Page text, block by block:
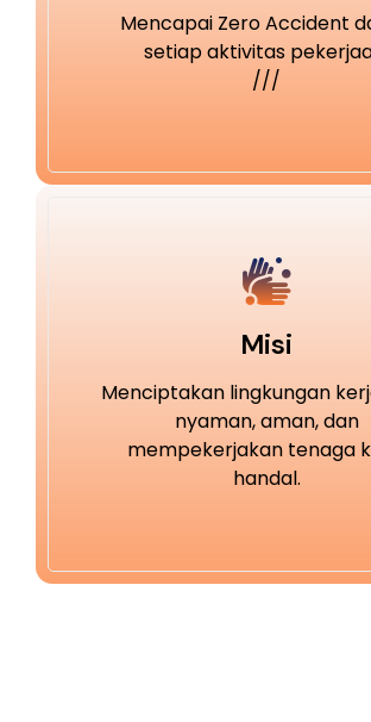
Mencapai Zero Accident
setiap aktivitas
///
Misi
Menciptakan lingkungan
nyaman, aman, dan
mempekerjakan tenaga
handal.